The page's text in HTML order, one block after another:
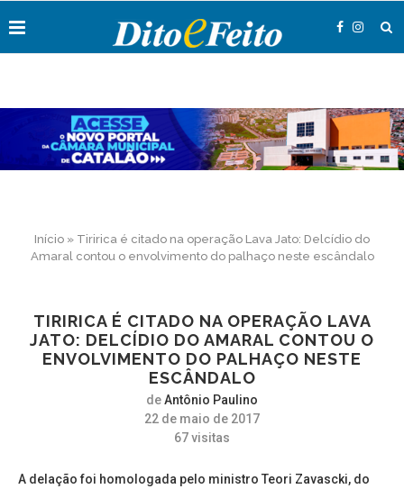
Início » Tiririca é citado na operação Lava Jato: Delcídio do
Amaral contou o envolvimento do palhaço neste escândalo
TIRIRICA É CITADO NA OPERAÇÃO LAVA
JATO: DELCÍDIO DO AMARAL CONTOU O
ENVOLVIMENTO DO PALHAÇO NESTE
ESCÂNDALO
deAntônio Paulino
22 de maio de 2017
67visitas
A delação foi homologada pelo ministro Teori Zavascki, do